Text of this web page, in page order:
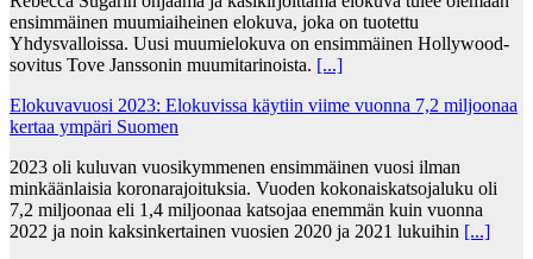
ensimmäinen muumiaiheinen elokuva, joka on tuotettu
Yhdysvalloissa. Uusi muumielokuva on ensimmäinen Hollywood-
sovitus Tove Janssonin muumitarinoista. [...]
Elokuvavuosi 2023: Elokuvissa käytiin viime vuonna 7,2 miljoonaa
kertaa ympäri Suomen
2023 oli kuluvan vuosikymmenen ensimmäinen vuosi ilman
minkäänlaisia koronarajoituksia. Vuoden kokonaiskatsojaluku oli
7,2 miljoonaa eli 1,4 miljoonaa katsojaa enemmän kuin vuonna
2022 ja noin kaksinkertainen vuosien 2020 ja 2021 lukuihin [...]